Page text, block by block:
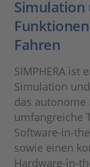
Simulation
Fahren
SIMPHERA ist
Simulation
das autonome
umfangreiche
Software-in-
sowie einen
Hardware-in-